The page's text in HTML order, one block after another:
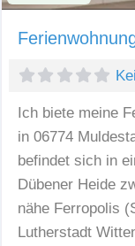
Ich biete meine
in 06774
befindet sich in
Dübener Heide
nähe Ferropolis
Lutherstadt